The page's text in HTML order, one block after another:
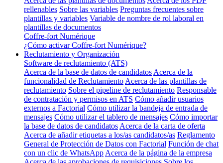
rellenables Sobre las variables Preguntas frecuentes sobre
plantillas y variables Variable de nombre de rol laboral en
plantillas de documentos
Coffre-fort Numérique
¿Cómo activar Coffre-fort Numérique?
Reclutamiento y Organización
Software de reclutamiento (ATS)
Acerca de la base de datos de candidatos Acerca de la
funcionalidad de Reclutamiento Acerca de las plantillas de
reclutamiento Sobre el pipeline de reclutamiento Responsable
de contratación y permisos en ATS Cómo añadir usuarios
externos a Factorial Cómo utilizar la bandeja de entrada de
mensajes Cómo utilizar el tablero de mensajes Cómo importar
la base de datos de candidatos Acerca de la carta de oferta
Acerca de añadir etiquetas a los/as candidatos/as Reglamento
General de Protección de Datos con Factorial Función de chat
con un clic de WhatsApp Acerca de la página de la empresa